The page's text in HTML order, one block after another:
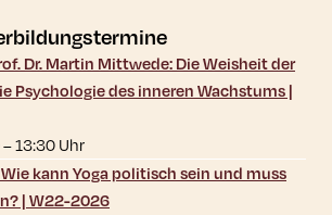
Dr. Martin Mittwede: Die Weisheit der
Psychologie des inneren Wachstums |
–13:30Uhr
kann Yoga politisch sein und muss
| W22-2026